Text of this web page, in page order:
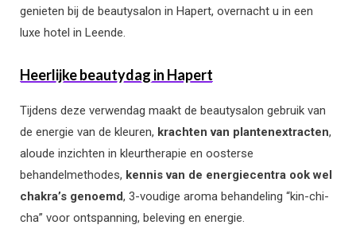
genieten bij de beautysalon in Hapert, overnacht u in een
luxe hotel in Leende.
Heerlijke beautydag in Hapert
Tijdens deze verwendag maakt de beautysalon gebruik van
de energie van de kleuren, krachten van plantenextracten,
aloude inzichten in kleurtherapie en oosterse
behandelmethodes, kennis van de energiecentra ook wel
chakra’s genoemd, 3-voudige aroma behandeling “kin-chi-
cha” voor ontspanning, beleving en energie.